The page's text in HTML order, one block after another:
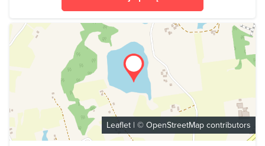
Leaflet | © OpenStreetMap contributors